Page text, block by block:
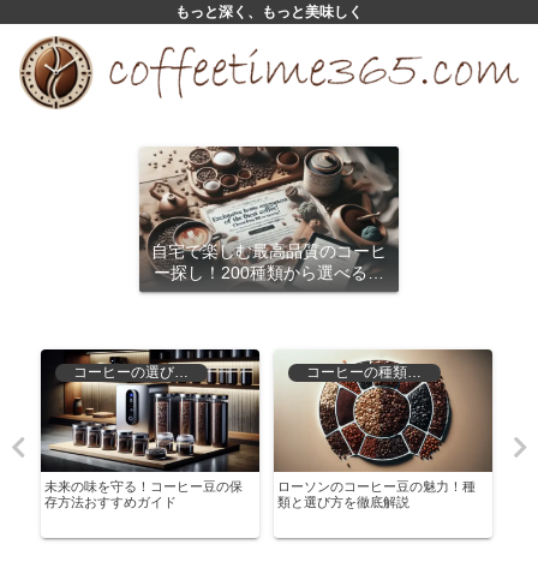
もっと深く、もっと美味しく
自宅で楽しむ最高品質のコーヒ
ー探し！200種類から選べるサ
ブスクリプション
未来の味を守る！コーヒー豆の保
存方法おすすめガイド
ローソンのコーヒー豆の魅力！種
類と選び方を徹底解説